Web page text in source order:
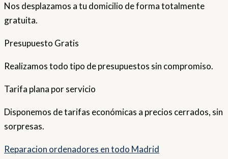
Nos desplazamos a tu domicilio de forma totalmente
gratuita.
Presupuesto Gratis
Realizamos todo tipo de presupuestos sin compromiso.
Tarifa plana por servicio
Disponemos de tarifas económicas a precios cerrados, sin
sorpresas.
Reparacion ordenadores en todo Madrid